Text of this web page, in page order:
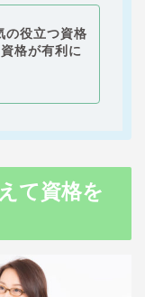
の役立つ資格
格が有利に
て資格を